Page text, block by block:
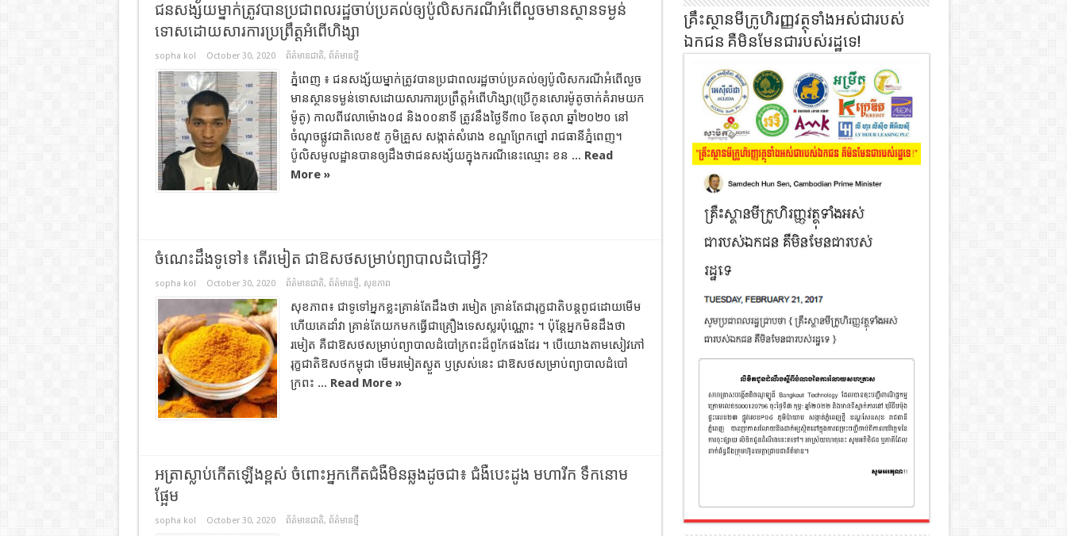
ជនសង្ស័យម្នាក់ត្រូវបានប្រជាពលរដ្ឋចាប់ប្រគល់ឲ្យប៉ូលិសករណីអំពើលួចមានស្ថានទម្ងន់
ទោសដោយសារការប្រព្រឹត្តអំពើហិង្សា
sopha kol October 30, 2020 ព័ត៌មានជាតិ, ព័ត៌មានថ្មី
ភ្នំពេញ ៖ ជនសង្ស័យម្នាក់ត្រូវបានប្រជាពលរដ្ឋចាប់ប្រគល់ឲ្យប៉ូលិសករណីអំពើលួច
មានស្ថានទម្ងន់ទោសដោយសារការប្រព្រឹត្តអំពើហិង្សា(ប្រើកូនសោរម៉ូតូចាក់គំរាមយក
ម៉ូតូ) កាលពីវេលាម៉ោង០៨ និង០០នាទី ត្រូវនឹងថ្ងៃទី៣០ ខែតុលា ឆ្នាំ២០២០ នៅ
ចំណុចផ្លូវជាតិលេខ៥ ភូមិគ្រួស សង្កាត់សំរោង ខណ្ឌព្រែកព្នៅ រាជធានីភ្នំពេញ។
ប៉ូលិសមូលដ្ឋានបានឲ្យដឹងថាជនសង្ស័យក្នុងករណីនេះឈ្មោះ ខន ... Read
More »
ចំណេះដឹងទូទៅ៖ តើរមៀត ជា​ឱសថ​សម្រាប់​ព្យាបាល​ដំបៅអ្វី?
sopha kol October 30, 2020 ព័ត៌មានជាតិ, ព័ត៌មានថ្មី, សុខភាព
សុខភាព៖ ជាទូទៅអ្នកខ្លះគ្រាន់តែដឹងថា រមៀត គ្រាន់តែ​ជា​រុក្ខជាតិ​បន្ត​ពូជ​ដោយ​មើម
ហើយគេ​ដាំ​វា គ្រាន់តែយកមកធ្វើជា​គ្រឿងទេស​ស្លរប៉ុណ្ណោះ ។ ប៉ុន្តែអ្នកមិនដឹងថា
រមៀត គឺជាឱសថ​សម្រាប់​ព្យាបាល​ដំបៅក្រពះដ៏ពូកែផងដែរ ។ បើយោងតាមសៀវភៅ​
រុក្ខជាតិ​ឱសថ​កម្ពុជា មើម​រមៀត​ស្ងួត ឫ​ស្រស់​នេះ ជា​ឱសថ​សម្រាប់​ព្យាបាល​ដំបៅ​
ក្រពះ ... Read More »
អត្រាស្លាប់កើតឡើងខ្ពស់ ចំពោះអ្នក​កើត​ជំងឺមិនឆ្លងដូចជា​៖ ជំងឺ​បេះដូង មហារីក ទឹកនោម
ផ្អែម
sopha kol October 30, 2020 ព័ត៌មានជាតិ, ព័ត៌មានថ្មី
គ្រឹះស្ថានមីក្រូហិរញ្ញវត្ថុទាំងអស់ជារបស់
ឯកជន គឺមិនមែនជារបស់រដ្ឋទេ!